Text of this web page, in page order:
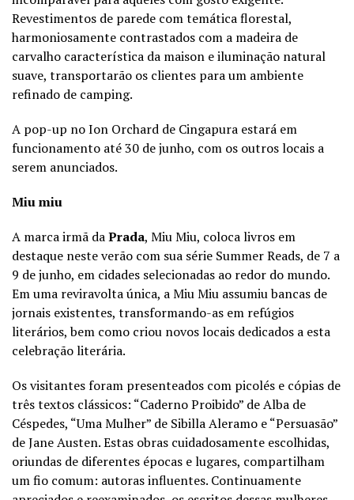
Revestimentos de parede com temática florestal,
harmoniosamente contrastados com a madeira de
carvalho característica da maison e iluminação natural
suave, transportarão os clientes para um ambiente
refinado de camping.
A pop-up no Ion Orchard de Cingapura estará em
funcionamento até 30 de junho, com os outros locais a
serem anunciados.
Miu miu
A marca irmã daPrada, Miu Miu, coloca livros em
destaque neste verão com sua série Summer Reads, de 7 a
9 de junho, em cidades selecionadas ao redor do mundo.
Em uma reviravolta única, a Miu Miu assumiu bancas de
jornais existentes, transformando-as em refúgios
literários, bem como criou novos locais dedicados a esta
celebração literária.
Os visitantes foram presenteados com picolés e cópias de
três textos clássicos: “Caderno Proibido” de Alba de
Céspedes, “Uma Mulher” de Sibilla Aleramo e “Persuasão”
de Jane Austen. Estas obras cuidadosamente escolhidas,
oriundas de diferentes épocas e lugares, compartilham
um fio comum: autoras influentes. Continuamente